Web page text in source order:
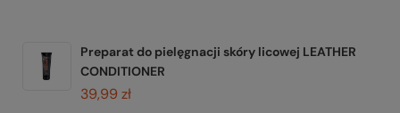
Preparat do pielęgnacji skóry licowej LEATHER
CONDITIONER
39,99 zł